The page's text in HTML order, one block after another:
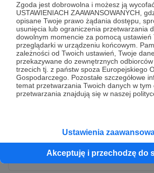
Zgoda jest dobrowolna i możesz ją
USTAWIENIACH ZAAWANSOWANYCH,
opisane Twoje prawo żądania dostępu,
usunięcia lub ograniczenia przetwarzania
dowolnym momencie za pomocą ustawień
przeglądarki w urządzeniu końcowym.
zależności od Twoich ustawień, Twoje
przekazywane do zewnętrznych
trzecich tj. z państw spoza Europejskiego
Gospodarczego. Pozostałe szczegółowe
temat przetwarzania Twoich danych w tym
przetwarzania znajdują się w naszej
Ustawienia
Akceptuję i przechodzę do
* Wyrażam zgodę na przetwarzanie
osobowych przez Patronite
Administratorem Twoich danych osobowych
z siedziba w Warszawie, ul. Żwirki i Wigury 16,
Twoje dane osobowe będą przetwarzane w
wykonania umowy zawartej z Tobą, w tym
Gwarantujemy spełnienie wszystkich
z ogólnego rozporządzenia o ochronie
sprostowania oraz usunięcia Twoich danych,
rozwiń zgodę
Wyślij zgłoszenie